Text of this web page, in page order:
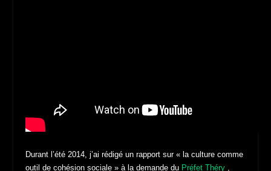
Durant l’été 2014, j’ai rédigé un rapport sur « la culture comme
outil de cohésion sociale » à la demande du Préfet Théry ,